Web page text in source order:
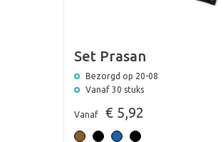
Set Prasan
Bezorgd op 20-08
Vanaf 30 stuks
Vanaf € 5,92